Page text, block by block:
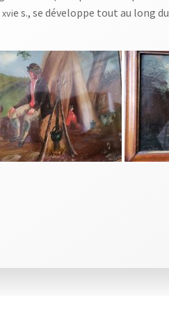
xvie s., se développe tout au long du